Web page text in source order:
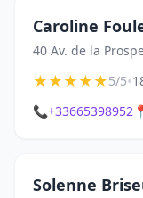
Caroline
40 Av. de la
★★★★★5/5•
📞+33665398952
Solenne